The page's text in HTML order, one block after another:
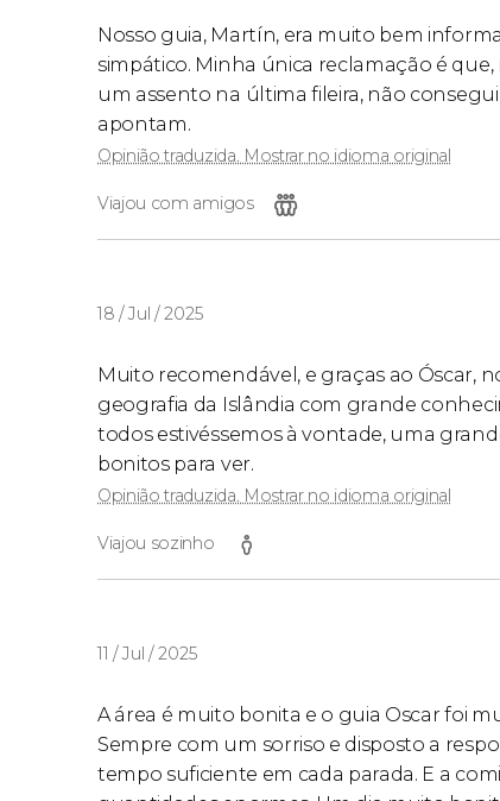
Nosso guia, Martín, era muito bem
simpático. Minha única reclamação é
um assento na última fileira, não
apontam.
Opinião traduzida. Mostrar no idioma original
Viajou com amigos
18 / Jul / 2025
Muito recomendável, e graças ao Óscar,
geografia da Islândia com grande
todos estivéssemos à vontade, uma
bonitos para ver.
Opinião traduzida. Mostrar no idioma original
Viajou sozinho
11 / Jul / 2025
A área é muito bonita e o guia Oscar foi
Sempre com um sorriso e disposto a
tempo suficiente em cada parada. E a